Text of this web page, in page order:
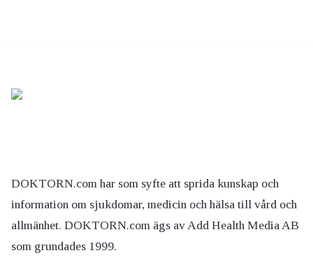
DOKTORN.com har som syfte att sprida kunskap och
information om sjukdomar, medicin och hälsa till vård och
allmänhet. DOKTORN.com ägs av Add Health Media AB
som grundades 1999.